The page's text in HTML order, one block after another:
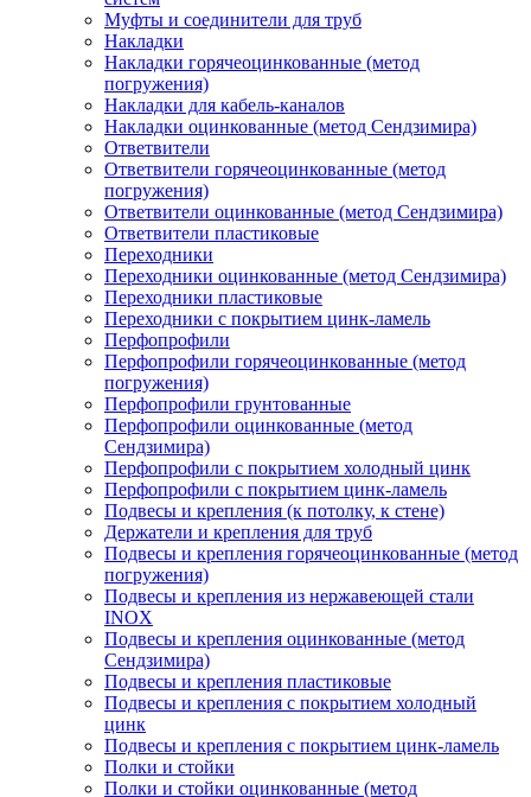
Муфты и соединители для труб
Накладки
Накладки горячеоцинкованные (метод
погружения)
Накладки для кабель-каналов
Накладки оцинкованные (метод Сендзимира)
Ответвители
Ответвители горячеоцинкованные (метод
погружения)
Ответвители оцинкованные (метод Сендзимира)
Ответвители пластиковые
Переходники
Переходники оцинкованные (метод Сендзимира)
Переходники пластиковые
Переходники с покрытием цинк-ламель
Перфопрофили
Перфопрофили горячеоцинкованные (метод
погружения)
Перфопрофили грунтованные
Перфопрофили оцинкованные (метод
Сендзимира)
Перфопрофили с покрытием холодный цинк
Перфопрофили с покрытием цинк-ламель
Подвесы и крепления (к потолку, к стене)
Держатели и крепления для труб
Подвесы и крепления горячеоцинкованные (метод
погружения)
Подвесы и крепления из нержавеющей стали
INOX
Подвесы и крепления оцинкованные (метод
Сендзимира)
Подвесы и крепления пластиковые
Подвесы и крепления с покрытием холодный
цинк
Подвесы и крепления с покрытием цинк-ламель
Полки и стойки
Полки и стойки оцинкованные (метод